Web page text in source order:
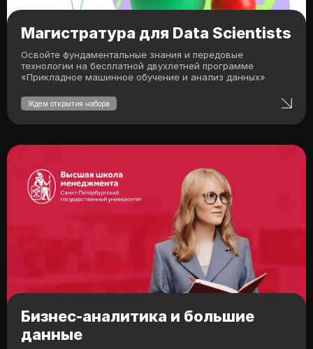
Магистратура для Data Scientists
Освойте фундаментальные знания и передовые
технологии на бесплатной двухлетней программе
«Прикладное машинное обучение и анализ данных»
Ждем открытия набора
Бизнес-аналитика и большие
данные